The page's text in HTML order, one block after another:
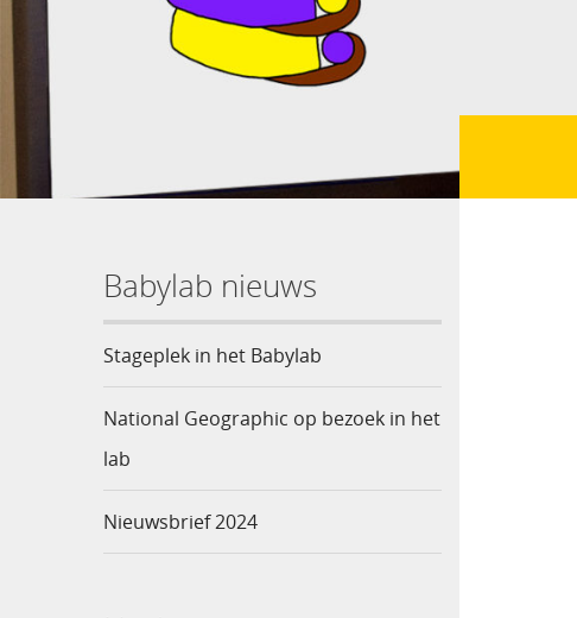
Babylab nieuws
Stageplek in het Babylab
National Geographic op bezoek in het
lab
Nieuwsbrief 2024